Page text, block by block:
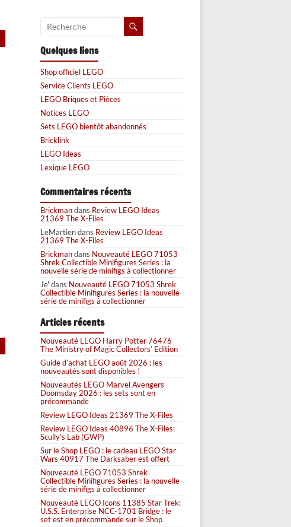
Quelques liens
Shop officiel LEGO
Service Clients LEGO
LEGO Briques et Pièces
Notices LEGO
Sets LEGO bientôt abandonnés
Bricklink
LEGO Ideas
Lexique LEGO
Commentaires récents
Brickmandans Review LEGO Ideas
21369 The X-Files
LeMartiendans Review LEGO Ideas
21369 The X-Files
Brickmandans Nouveauté LEGO 71053
Shrek Collectible Minifigures Series : la
nouvelle série de minifigs à collectionner
Je' dans Nouveauté LEGO 71053 Shrek
Collectible Minifigures Series : la nouvelle
série de minifigs à collectionner
Articles récents
Nouveauté LEGO Harry Potter 76476
The Ministry of Magic Collectors’ Edition
Guide d’achat LEGO août 2026 : les
nouveautés sont disponibles !
Nouveautés LEGO Marvel Avengers
Doomsday 2026 : les sets sont en
précommande
Review LEGO Ideas 21369 The X-Files
Review LEGO Ideas 40896 The X-Files:
Scully’s Lab (GWP)
Sur le Shop LEGO : le cadeau LEGO Star
Wars 40917 The Darksaber est offert
Nouveauté LEGO 71053 Shrek
Collectible Minifigures Series : la nouvelle
série de minifigs à collectionner
Nouveauté LEGO Icons 11385 Star Trek:
U.S.S. Enterprise NCC-1701 Bridge : le
set est en précommande sur le Shop